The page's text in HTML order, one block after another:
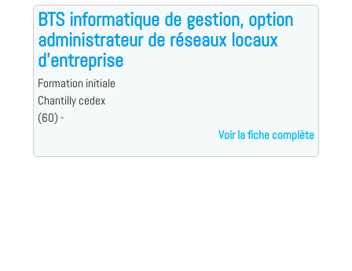
BTS informatique de gestion, option
administrateur de réseaux locaux
d'entreprise
Formation initiale
Chantilly cedex
(60) -
Voir la fiche complète